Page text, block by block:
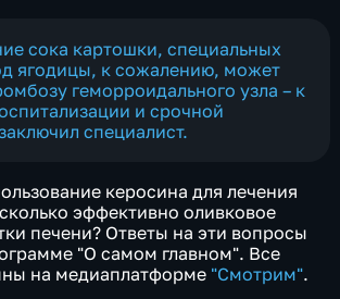
сока картошки, специальных
ягодицы, к сожалению, может
геморроидального узла – к
и срочной
специалист.
керосина для лечения
эффективно оливковое
печени? Ответы на эти вопросы
"О самом главном". Все
на медиаплатформе "Смотрим".